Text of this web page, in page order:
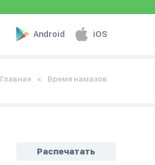
Android iOS
Главная Время намазов
Распечатать